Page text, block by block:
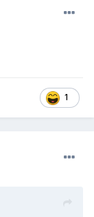
1